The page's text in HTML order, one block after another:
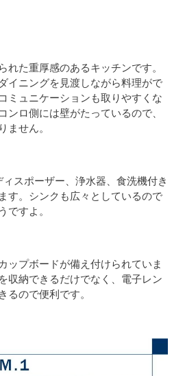
れた重厚感のあるキッチンです。
イニングを見渡しながら料理がで
ミュニケーションも取りやすくな
ンロ側には壁がたっているので、
ません。
スポーザー、浄水器、食洗機付き
す。シンクも広々としているので
ですよ。
ップボードが備え付けられていま
収納できるだけでなく、電子レン
るので便利です。